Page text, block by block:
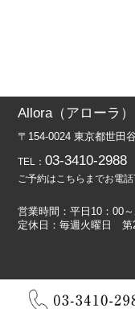
Allora（アローラ）
〒154-0024 東京都世田
TEL：03-3410-2988
ご予約はこちらまでお電話
営業時間：平日10：00
定休日：毎週火曜日